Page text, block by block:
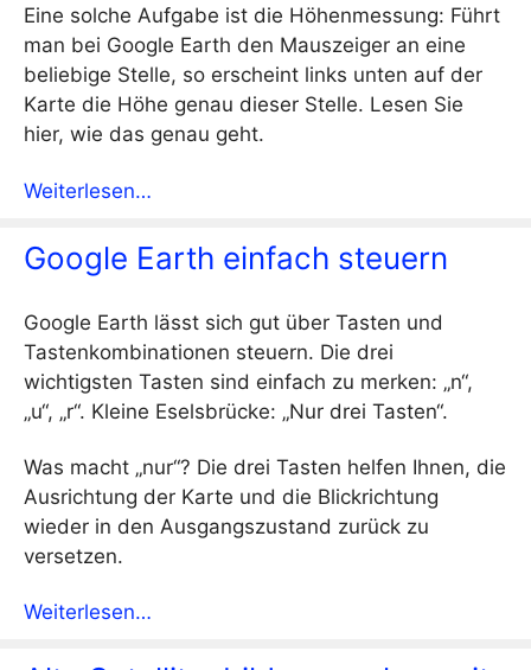
Eine solche Aufgabe ist die Höhenmessung: Führt
man bei Google Earth den Mauszeiger an eine
beliebige Stelle, so erscheint links unten auf der
Karte die Höhe genau dieser Stelle. Lesen Sie
hier, wie das genau geht.
Weiterlesen…
Google Earth einfach steuern
Google Earth lässt sich gut über Tasten und
Tastenkombinationen steuern. Die drei
wichtigsten Tasten sind einfach zu merken: „n“,
„u“, „r“. Kleine Eselsbrücke: „Nur drei Tasten“.
Was macht „nur“? Die drei Tasten helfen Ihnen, die
Ausrichtung der Karte und die Blickrichtung
wieder in den Ausgangszustand zurück zu
versetzen.
Weiterlesen…